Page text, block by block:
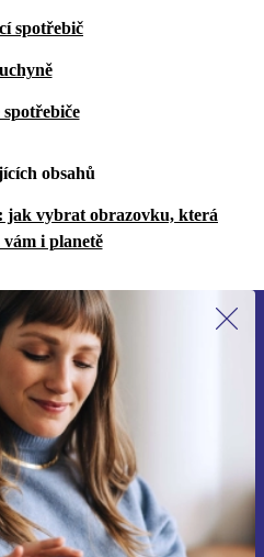
spotřebič
spotřebiče
obsahů
jak vybrat obrazovku, která
i planetě
odběru našich novinek a
žádnou nabídku.
voucher
najdeš v našich